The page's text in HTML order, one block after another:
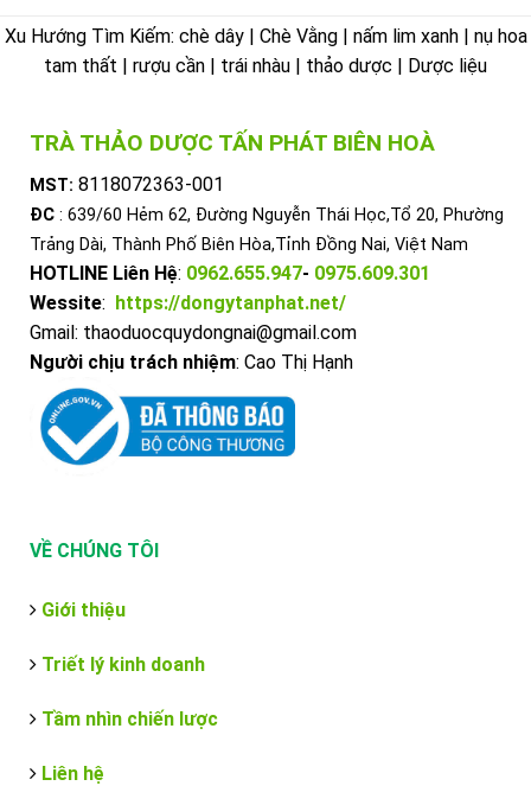
Xu Hướng Tìm Kiếm: chè dây | Chè Vằng | nấm lim xanh | nụ hoa
tam thất | rượu cần | trái nhàu | thảo dược | Dược liệu
TRÀ THẢO DƯỢC TẤN PHÁT BIÊN HOÀ
MST: 8118072363-001
ĐC : 639/60 Hẻm 62, Đường Nguyễn Thái Học,Tổ 20, Phường
Trảng Dài, Thành Phố Biên Hòa,Tỉnh Đồng Nai, Việt Nam
HOTLINE Liên Hệ: 0962.655.947- 0975.609.301
Wessite: https://dongytanphat.net/
Gmail: thaoduocquydongnai@gmail.com
Người chịu trách nhiệm: Cao Thị Hạnh
VỀ CHÚNG TÔI
Giới thiệu
Triết lý kinh doanh
Tầm nhìn chiến lược
Liên hệ